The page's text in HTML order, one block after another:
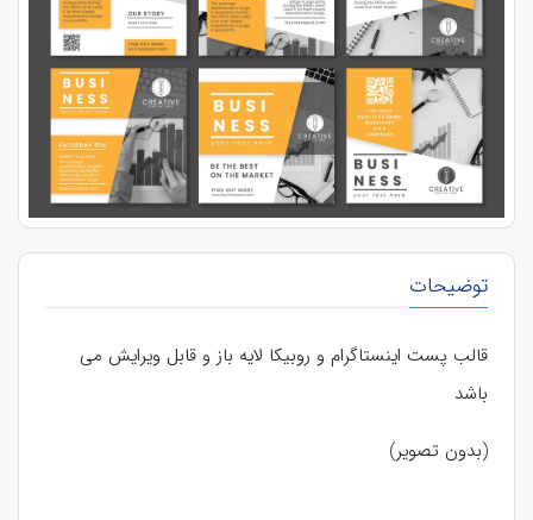
توضیحات
قالب پست اینستاگرام و روبیکا لایه باز و قابل ویرایش می
باشد
(بدون تصویر)